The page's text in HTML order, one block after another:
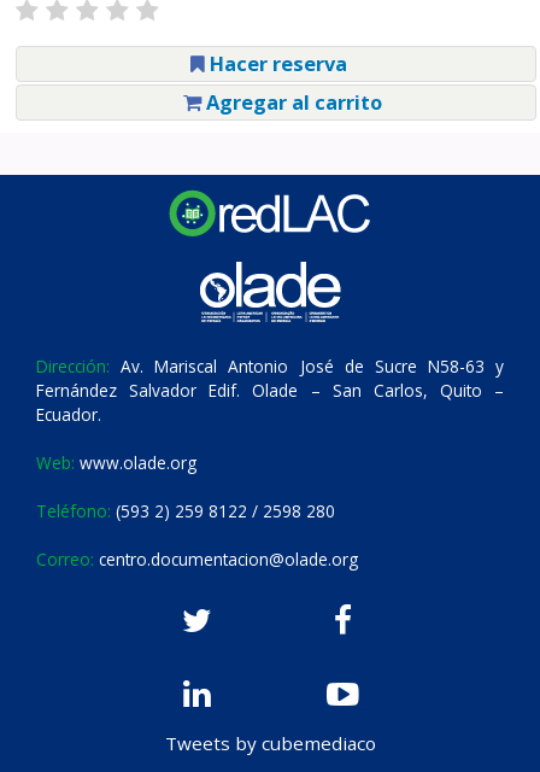
Hacer reserva
Agregar al carrito
Dirección: Av. Mariscal Antonio José de Sucre N58-63 y
Fernández Salvador Edif. Olade – San Carlos, Quito –
Ecuador.
Web: www.olade.org
Teléfono: (593 2) 259 8122 / 2598 280
Correo: centro.documentacion@olade.org
Tweets by cubemediaco